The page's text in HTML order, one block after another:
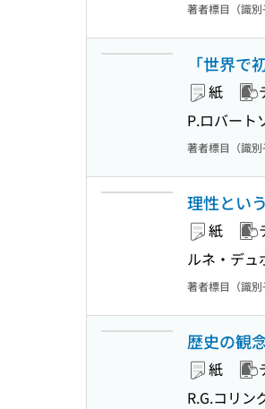
著者標目（識別
「世界で
紙
P.ロバート
著者標目（識別
理性とい
紙
ルネ・デュ
著者標目（識別
歴史の観
紙
R.G.コリン